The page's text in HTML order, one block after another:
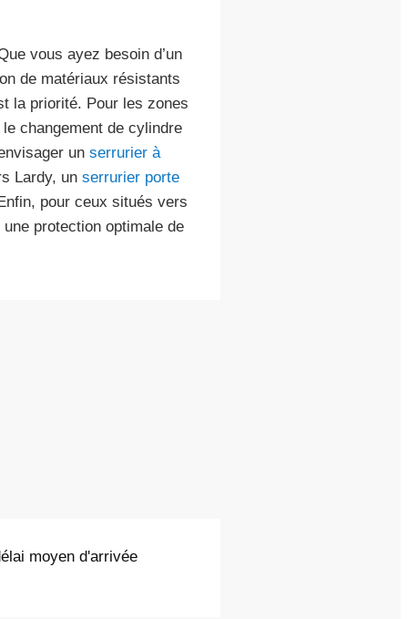
vous ayez besoin d’un
de matériaux résistants
la priorité. Pour les zones
changement de cylindre
un serrurier à
Lardy, un serrurier porte
pour ceux situés vers
protection optimale de
moyen d'arrivée